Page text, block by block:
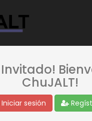
Invitado!
ChuJALT!
sesión